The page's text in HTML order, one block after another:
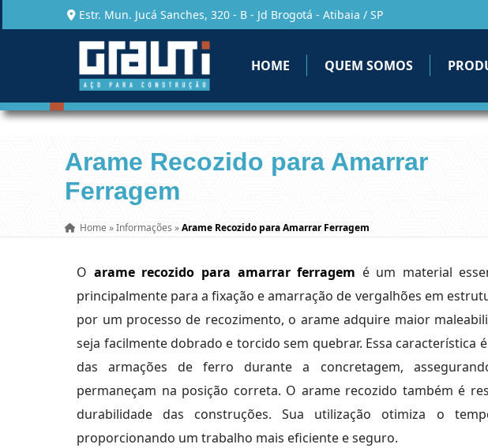
Estr. Mun. Jucá Sanches, 320 - B - Jd Brogotá - Atibaia / SP
HOME QUEM SOMOS
Arame Recozido para Amarrar
Ferragem
Home»Informações »Arame Recozido para Amarrar Ferragem
O arame recozido para amarrar ferragem é um material
principalmente para a fixação e amarração de vergalhões em
por um processo de recozimento, o arame adquire maior
seja facilmente dobrado e torcido sem quebrar. Essa característica
das armações de ferro durante a concretagem,
permaneçam na posição correta. O arame recozido também é
durabilidade das construções. Sua utilização otimiza o
proporcionando um trabalho mais eficiente e seguro.